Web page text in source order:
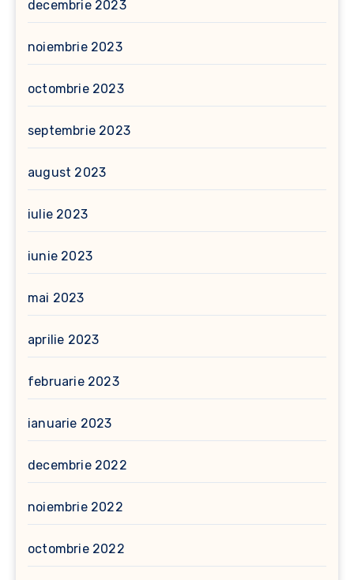
decembrie 2023
noiembrie 2023
octombrie 2023
septembrie 2023
august 2023
iulie 2023
iunie 2023
mai 2023
aprilie 2023
februarie 2023
ianuarie 2023
decembrie 2022
noiembrie 2022
octombrie 2022